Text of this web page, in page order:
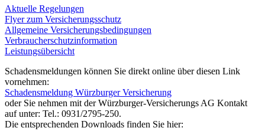
Aktuelle Regelungen
Flyer zum Versicherungsschutz
Allgemeine Versicherungsbedingungen
Verbraucherschutzinformation
Leistungsübersicht
Schadensmeldungen können Sie direkt online über diesen Link
vornehmen:
Schadensmeldung Würzburger Versicherung
oder Sie nehmen mit der Würzburger-Versicherungs AG Kontakt
auf unter: Tel.: 0931/2795-250.
Die entsprechenden Downloads finden Sie hier: